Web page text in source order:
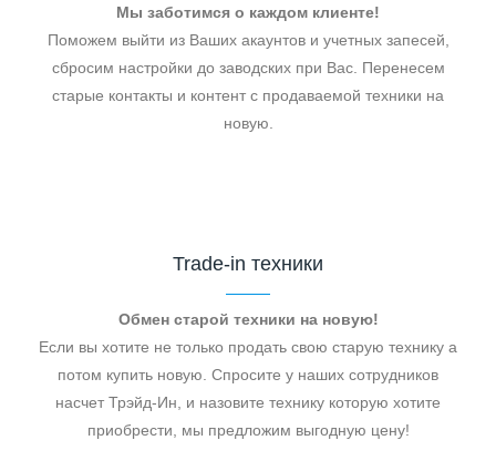
Мы заботимся о каждом клиенте!
Поможем выйти из Ваших акаунтов и учетных запесей,
сбросим настройки до заводских при Вас. Перенесем
старые контакты и контент с продаваемой техники на
новую.
Trade-in техники
Обмен старой техники на новую!
Если вы хотите не только продать свою старую технику а
потом купить новую. Спросите у наших сотрудников
насчет Трэйд-Ин, и назовите технику которую хотите
приобрести, мы предложим выгодную цену!